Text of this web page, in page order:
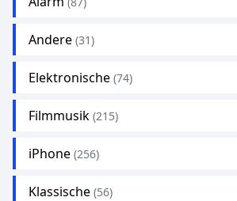
Andere (31)
Elektronische (74)
Filmmusik (215)
iPhone (256)
Klassische (56)